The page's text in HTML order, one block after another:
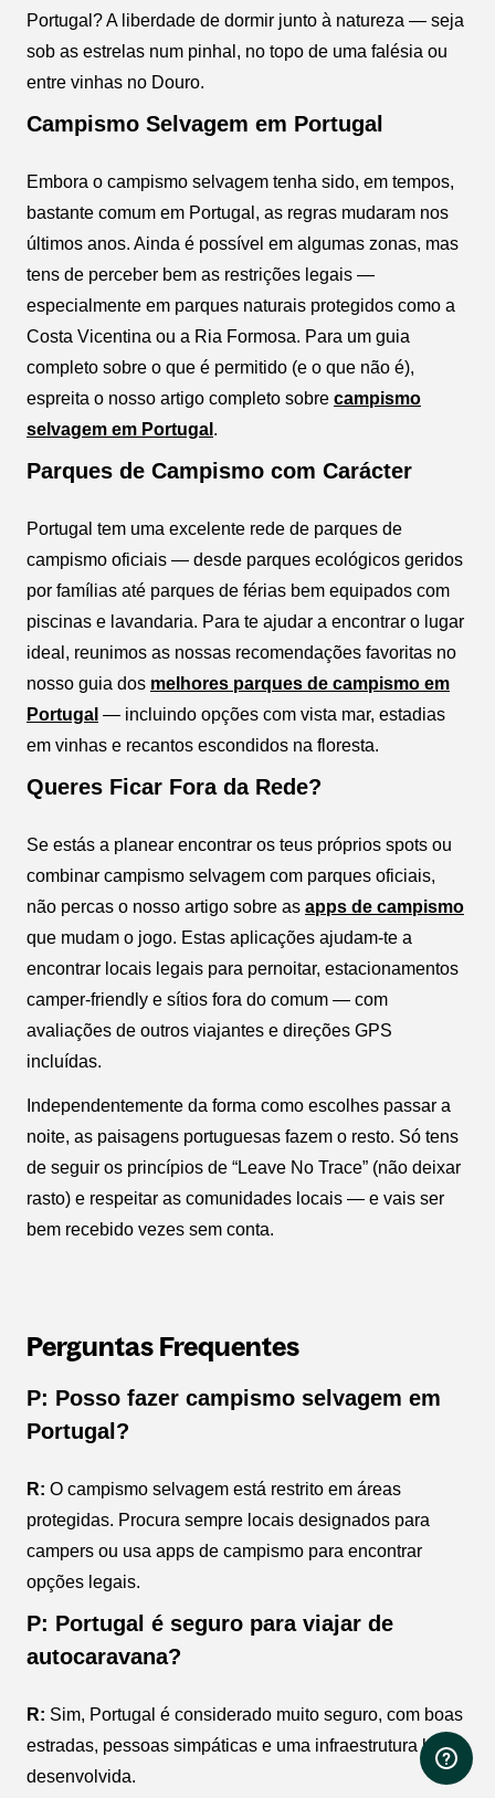
Portugal? A liberdade de dormir junto à natureza — seja
sob as estrelas num pinhal, no topo de uma falésia ou
entre vinhas no Douro.
Campismo Selvagem em Portugal
Embora o campismo selvagem tenha sido, em tempos,
bastante comum em Portugal, as regras mudaram nos
últimos anos. Ainda é possível em algumas zonas, mas
tens de perceber bem as restrições legais —
especialmente em parques naturais protegidos como a
Costa Vicentina ou a Ria Formosa. Para um guia
completo sobre o que é permitido (e o que não é),
espreita o nosso artigo completo sobre campismo
selvagem em Portugal .
Parques de Campismo com Carácter
Portugal tem uma excelente rede de parques de
campismo oficiais — desde parques ecológicos geridos
por famílias até parques de férias bem equipados com
piscinas e lavandaria. Para te ajudar a encontrar o lugar
ideal, reunimos as nossas recomendações favoritas no
nosso guia dos melhores parques de campismo em
Portugal — incluindo opções com vista mar, estadias
em vinhas e recantos escondidos na floresta.
Queres Ficar Fora da Rede?
Se estás a planear encontrar os teus próprios spots ou
combinar campismo selvagem com parques oficiais,
não percas o nosso artigo sobre as apps de campismo
que mudam o jogo. Estas aplicações ajudam-te a
encontrar locais legais para pernoitar, estacionamentos
camper-friendly e sítios fora do comum — com
avaliações de outros viajantes e direções GPS
incluídas.
Independentemente da forma como escolhes passar a
noite, as paisagens portuguesas fazem o resto. Só tens
de seguir os princípios de “Leave No Trace” (não deixar
rasto) e respeitar as comunidades locais — e vais ser
bem recebido vezes sem conta.
Perguntas Frequentes
P: Posso fazer campismo selvagem em
Portugal?
R: O campismo selvagem está restrito em áreas
protegidas. Procura sempre locais designados para
campers ou usa apps de campismo para encontrar
opções legais.
P: Portugal é seguro para viajar de
autocaravana?
R: Sim, Portugal é considerado muito seguro, com boas
estradas, pessoas simpáticas e uma infraestrutura bem
desenvolvida.